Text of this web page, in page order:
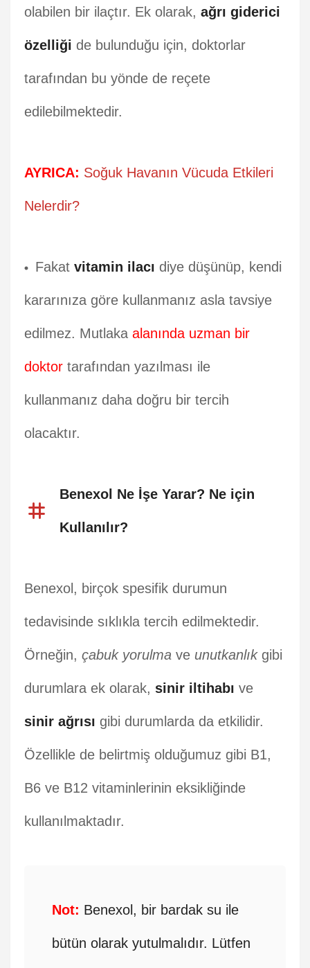
olabilen bir ilaçtır. Ek olarak, ağrı giderici
özelliği de bulunduğu için, doktorlar
tarafından bu yönde de reçete
edilebilmektedir.
AYRICA: Soğuk Havanın Vücuda Etkileri
Nelerdir?
Fakat vitamin ilacı diye düşünüp, kendi
kararınıza göre kullanmanız asla tavsiye
edilmez. Mutlaka alanında uzman bir
doktor tarafından yazılması ile
kullanmanız daha doğru bir tercih
olacaktır.
Benexol Ne İşe Yarar? Ne için
Kullanılır?
Benexol, birçok spesifik durumun
tedavisinde sıklıkla tercih edilmektedir.
Örneğin, çabuk yorulma ve unutkanlıkgibi
durumlara ek olarak, sinir iltihabı ve
sinir ağrısı gibi durumlarda da etkilidir.
Özellikle de belirtmiş olduğumuz gibi B1,
B6 ve B12 vitaminlerinin eksikliğinde
kullanılmaktadır.
Not: Benexol, bir bardak su ile
bütün olarak yutulmalıdır. Lütfen